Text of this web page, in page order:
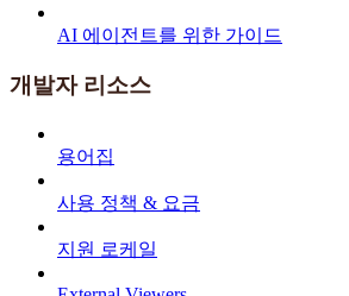
AI 에이전트를 위한 가이드
개발자 리소스
용어집
사용 정책 & 요금
지원 로케일